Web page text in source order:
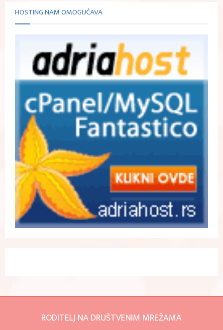
HOSTING NAM OMOGUĆAVA
RODITELJ NA DRUŠTVENIM MREŽAMA